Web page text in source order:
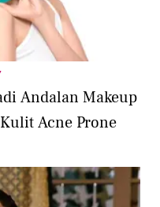
Andalan Makeup
Acne Prone